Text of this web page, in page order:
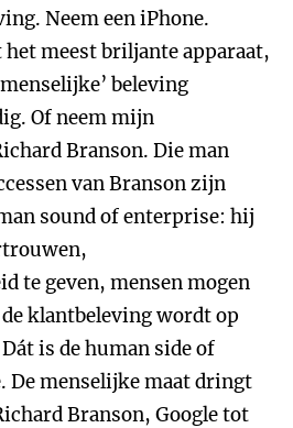
Neem een iPhone.
meest briljante apparaat,
beleving
Of neem mijn
Branson. Die man
van Branson zijn
sound of enterprise: hij
te geven, mensen mogen
klantbeleving wordt op
is de human side of
De menselijke maat dringt
Branson, Google tot